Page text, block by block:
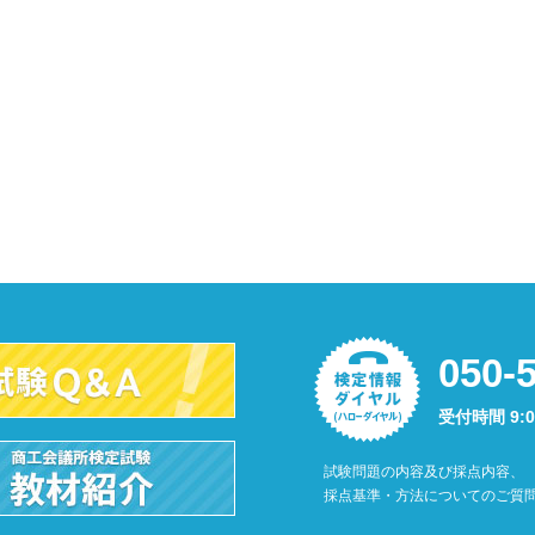
050-
受付時間
試験問題の内容及び採点内容、
採点基準・方法についてのご質